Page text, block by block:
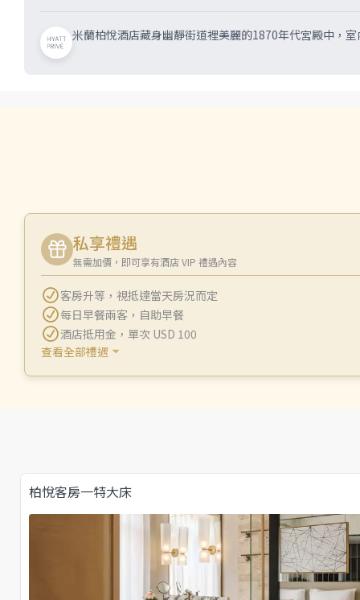
米蘭柏悅酒店藏身幽靜街道裡美麗的1870年代宮殿中，
私享禮遇
無需加價，即可享有酒店 VIP 禮遇內容
客房升等 ， 視抵達當天房況而定
每日早餐兩客 ， 自助早餐
酒店抵用金 ， 單次 USD 100
查看全部禮遇
柏悅客房一特大床